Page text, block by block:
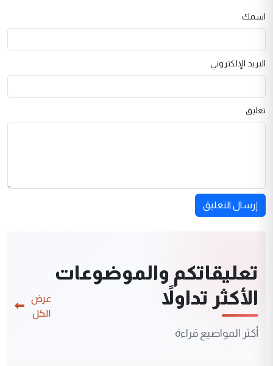
اسمك
البريد الإلكتروني
تعليق
إرسال التعليق
تعليقاتكم والموضوعات
الأكثر تداولاً
أكثر المواضيع قراءة
عرض
الكل